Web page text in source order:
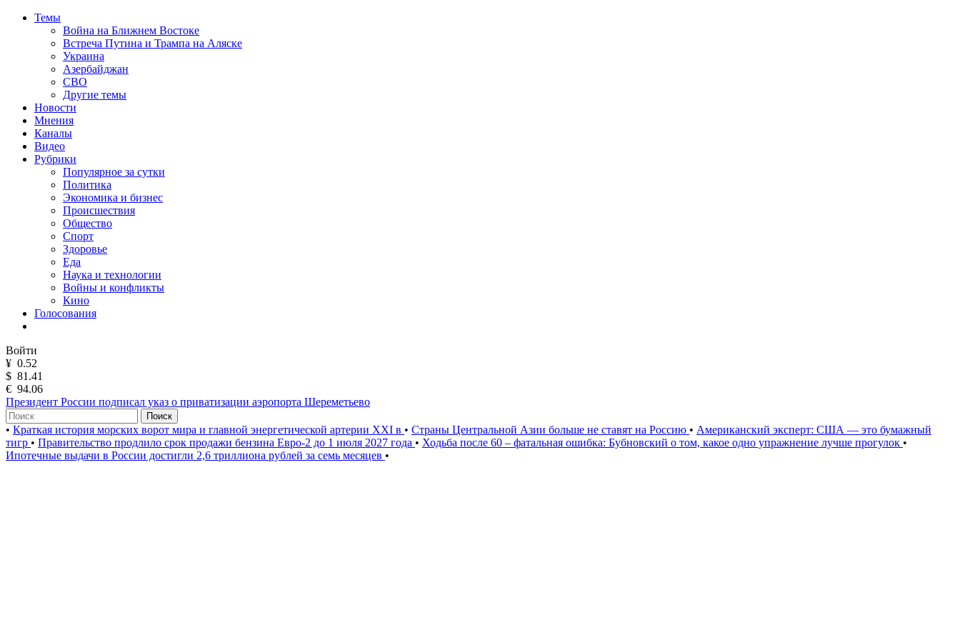
Темы
Война на Ближнем Востоке
Встреча Путина и Трампа на Аляске
Украина
Азербайджан
СВО
Другие темы
Новости
Мнения
Каналы
Видео
Рубрики
Популярное за сутки
Политика
Экономика и бизнес
Происшествия
Общество
Спорт
Здоровье
Еда
Наука и технологии
Войны и конфликты
Кино
Голосования
Войти
¥ 0.52
$ 81.41
€ 94.06
Президент России подписал указ о приватизации аэропорта Шереметьево
Поиск
• Краткая история морских ворот мира и главной энергетической артерии XXI в • Страны Центральной Азии больше не ставят на Россию • Американский эксперт: США — это бумажный
тигр • Правительство продлило срок продажи бензина Евро-2 до 1 июля 2027 года • Ходьба после 60 – фатальная ошибка: Бубновский о том, какое одно упражнение лучше прогулок •
Ипотечные выдачи в России достигли 2,6 триллиона рублей за семь месяцев •